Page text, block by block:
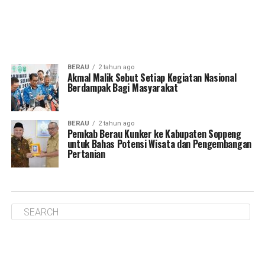
BERAU 2 tahun ago
Akmal Malik Sebut Setiap Kegiatan Nasional
Berdampak Bagi Masyarakat
BERAU 2 tahun ago
Pemkab Berau Kunker ke Kabupaten Soppeng
untuk Bahas Potensi Wisata dan Pengembangan
Pertanian